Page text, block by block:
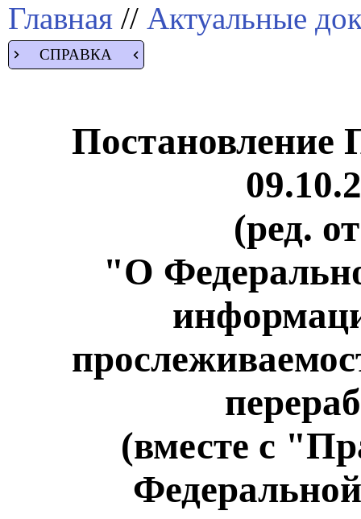
Главная // Актуальные
СПРАВКА
Постановление
(ред.
"О
(вместе с